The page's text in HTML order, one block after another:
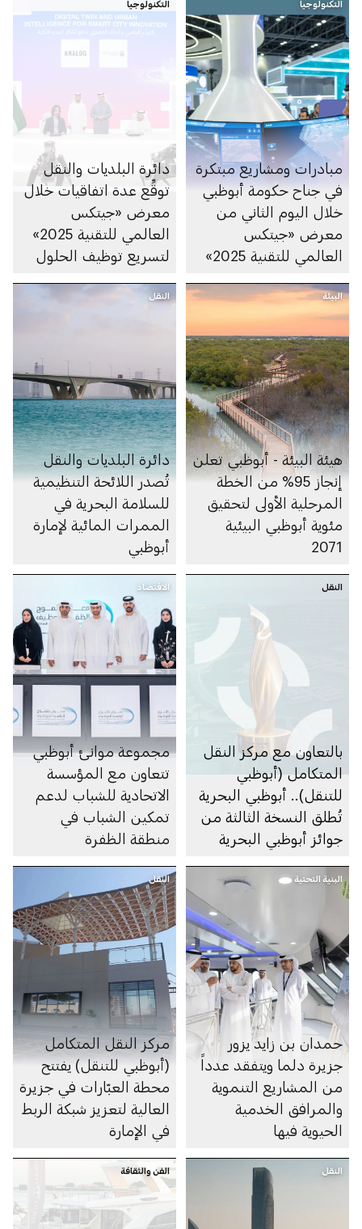
مسبوقة
التكنولوجيا
مبادرات ومشاريع مبتكرة
في جناح حكومة أبوظبي
خلال اليوم الثاني من
معرض «جيتكس
العالمي للتقنية 2025»
التكنولوجيا
دائرة البلديات والنقل
توقِّع عدة اتفاقيات خلال
معرض «جيتكس
العالمي للتقنية 2025»
لتسريع توظيف الحلول
الاصطناعي
البيئة
هيئة البيئة - أبوظبي تعلن
إنجاز 95% من الخطة
المرحلية الأولى لتحقيق
مئوية أبوظبي البيئية
2071
النقل
دائرة البلديات والنقل
تُصدر اللائحة التنظيمية
للسلامة البحرية في
الممرات المائية لإمارة
أبوظبي
النقل
بالتعاون مع مركز النقل
المتكامل (أبوظبي
للتنقل).. أبوظبي البحرية
تُطلق النسخة الثالثة من
جوائز أبوظبي البحرية
الاقتصاد
مجموعة موانئ أبوظبي
تتعاون مع المؤسسة
الاتحادية للشباب لدعم
تمكين الشباب في
منطقة الظفرة
البنية التحتية
حمدان بن زايد يزور
جزيرة دلما ويتفقد عدداً
من المشاريع التنموية
والمرافق الخدمية
الحيوية فيها
النقل
مركز النقل المتكامل
(أبوظبي للتنقل) يفتتح
محطة العبّارات في جزيرة
العالية لتعزيز شبكة الربط
في الإمارة
النقل الفن والثقافة